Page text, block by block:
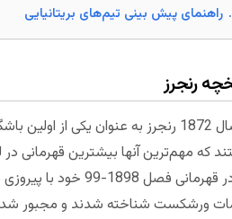
راهنمای پیش بینی تیم‌های بریتانیایی
رنجرز
در سال 1872 رنجرز به عنوان یکی
ورشکست شناخته شدند و مجبور